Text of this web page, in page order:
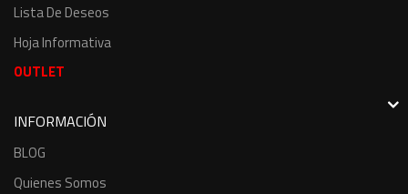
Lista De Deseos
Hoja Informativa
OUTLET
INFORMACIÓN
BLOG
Quienes Somos